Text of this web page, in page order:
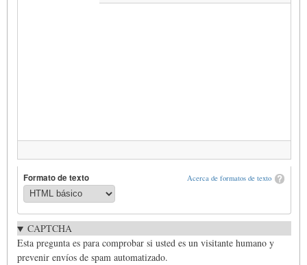
Acerca de formatos de texto
Formato de texto
CAPTCHA
Esta pregunta es para comprobar si usted es un visitante humano y
prevenir envíos de spam automatizado.